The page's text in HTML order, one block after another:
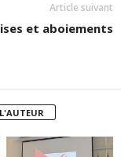
Article suivant
et aboiements